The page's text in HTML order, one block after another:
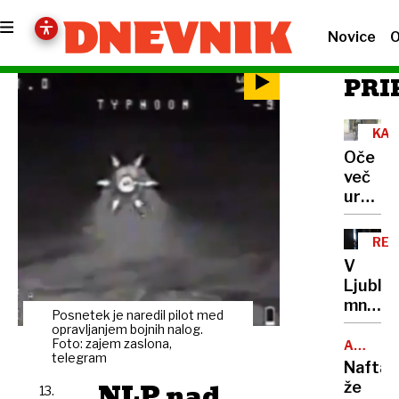
Novice
Posnetek je naredil pilot med
opravljanjem bojnih nalog.
Foto: zajem zaslona,
telegram
13.
Oče
več
ur
ponoči
otroka
in
grozil
z
V
na
za
družbo
MORJE
Nafta
že